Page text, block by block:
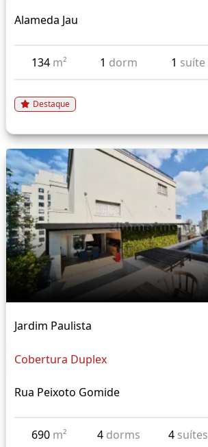
Alameda Jau
134 m² 1 dorm 1 suíte
Destaque
Jardim Paulista
Cobertura Duplex
Rua Peixoto Gomide
690 m² 4 dorms 4 suítes